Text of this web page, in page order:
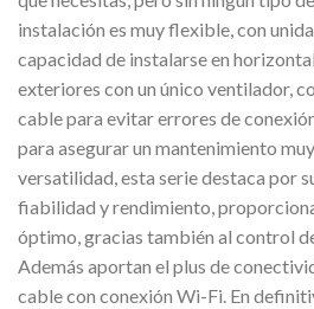
instalación es muy flexible, con
capacidad de instalarse en
exteriores con un único ventilador,
cable para evitar errores de
para asegurar un mantenimiento
versatilidad, esta serie destaca por
fiabilidad y rendimiento,
óptimo, gracias también al control
Además aportan el plus de
cable con conexión Wi-Fi. En